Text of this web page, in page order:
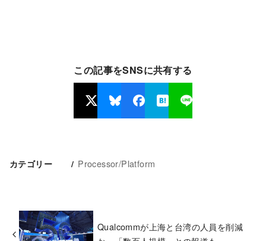
この記事をSNSに共有する
カテゴリー Processor/Platform
Qualcommが上海と台湾の人員を削減